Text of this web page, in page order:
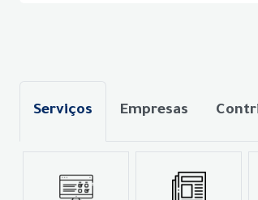
Serviços Empresas